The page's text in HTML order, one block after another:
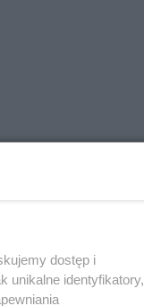
dostęp i
unikalne identyfikatory,